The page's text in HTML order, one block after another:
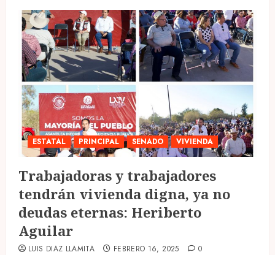
ESTATAL PRINCIPAL SENADO VIVIENDA
Trabajadoras y trabajadores
tendrán vivienda digna, ya no
deudas eternas: Heriberto
Aguilar
LUIS DIAZ LLAMITA FEBRERO 16, 2025 0